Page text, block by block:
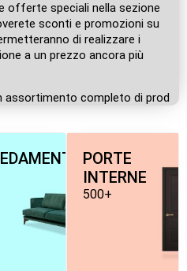
offerte speciali nella sezione
sconti e promozioni su
di realizzare i
a un prezzo ancora più
assortimento completo di prod
PORTE
INTERNE
500+